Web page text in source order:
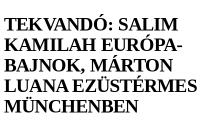
TEKVANDÓ: SALIM
KAMILAH EURÓPA-
BAJNOK, MÁRTON
LUANA EZÜSTÉRMES
MÜNCHENBEN